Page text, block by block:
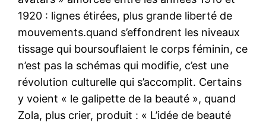
1920 : lignes étirées, plus grande liberté de
mouvements.quand s’effondrent les niveaux
tissage qui boursouflaient le corps féminin, ce
n’est pas la schémas qui modifie, c’est une
révolution culturelle qui s’accomplit. Certains
y voient « le galipette de la beauté », quand
Zola, plus crier, produit : « L’idée de beauté